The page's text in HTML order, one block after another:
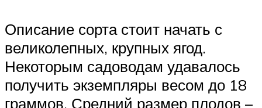
Описание сорта стоит начать с
великолепных, крупных ягод.
Некоторым садоводам удавалось
получить экземпляры весом до 18
граммов. Средний размер плодов –